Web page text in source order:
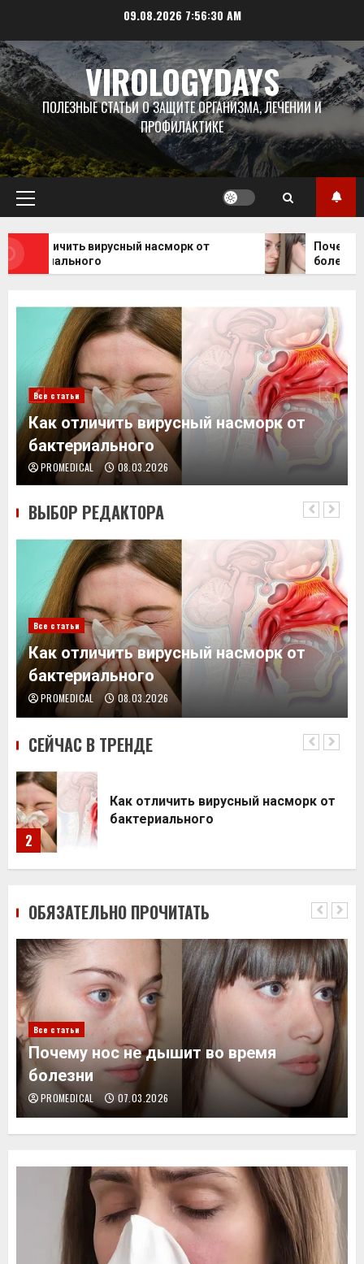
содержимому
09.08.2026 7:56:31 AM
VIROLOGYDAYS
ПОЛЕЗНЫЕ СТАТЬИ О ЗАЩИТЕ ОРГАНИЗМА, ЛЕЧЕНИИ И
ПРОФИЛАКТИКЕ
Основное
меню
отличить вирусный насморк от
Почему нос
болезни
Все статьи
Как отличить вирусный насморк от
бактериального
PROMEDICAL 08.03.2026
ВЫБОР РЕДАКТОРА
Все статьи
Как отличить вирусный насморк от
бактериального
PROMEDICAL 08.03.2026
СЕЙЧАС В ТРЕНДЕ
2
Как отличить вирусный насморк от
бактериального
ОБЯЗАТЕЛЬНО ПРОЧИТАТЬ
Все статьи
Почему нос не дышит во время
болезни
PROMEDICAL 07.03.2026